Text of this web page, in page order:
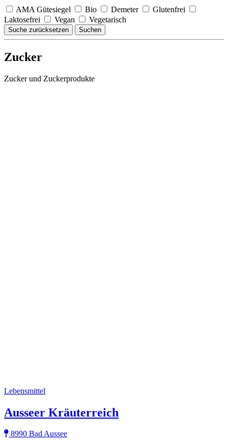
AMA Gütesiegel Bio Demeter
Glutenfrei
Laktosefrei
Vegan Vegetarisch
Suche zurücksetzen Suchen
Zucker
Zucker und Zuckerprodukte
Lebensmittel
Ausseer Kräuterreich
8990 Bad Aussee